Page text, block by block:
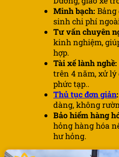
Minh bạch: Bảng
sinh chi phí
Tư vấn chuyên
kinh nghiệm,
hợp.
Tài xế lành nghề:
trên 4 năm, xử lý
phức tạp..
Thủ tục đơn giản:
dàng, không
Bảo hiểm hàng
hỏng hàng hóa
hư hỏng.